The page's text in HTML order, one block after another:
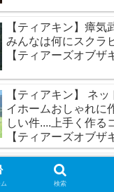
【ティアキン】瘴気
みんなは何にスクラ
【ティアーズオブザ
【ティアキン】 ネ
イホームおしゃれに
しい件....上手く作る
【ティアーズオブザ
【ティアキン】金馬
かの特殊馬にどんな
検索